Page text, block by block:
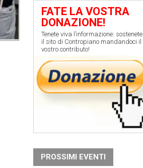
FATE LA VOSTRA
DONAZIONE!
Tenete viva l’informazione: sostenete
il sito di Contropiano mandandoci il
vostro contributo!
PROSSIMI EVENTI